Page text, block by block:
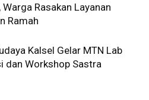
Warga Rasakan Layanan
Ramah
Kalsel Gelar MTN Lab
dan Workshop Sastra